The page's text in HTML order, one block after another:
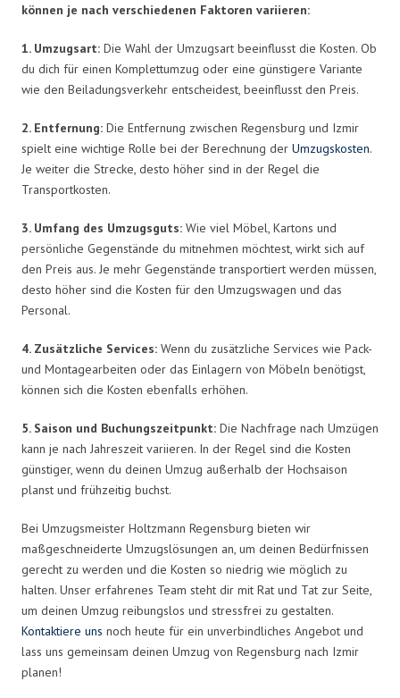
können je nach verschiedenen Faktoren variieren:
1. Umzugsart: Die Wahl der Umzugsart beeinflusst die Kosten. Ob
du dich für einen Komplettumzug oder eine günstigere Variante
wie den Beiladungsverkehr entscheidest, beeinflusst den Preis.
2. Entfernung: Die Entfernung zwischen Regensburg und Izmir
spielt eine wichtige Rolle bei der Berechnung der Umzugskosten.
Je weiter die Strecke, desto höher sind in der Regel die
Transportkosten.
3. Umfang des Umzugsguts: Wie viel Möbel, Kartons und
persönliche Gegenstände du mitnehmen möchtest, wirkt sich auf
den Preis aus. Je mehr Gegenstände transportiert werden müssen,
desto höher sind die Kosten für den Umzugswagen und das
Personal.
4. Zusätzliche Services: Wenn du zusätzliche Services wie Pack-
und Montagearbeiten oder das Einlagern von Möbeln benötigst,
können sich die Kosten ebenfalls erhöhen.
5. Saison und Buchungszeitpunkt: Die Nachfrage nach Umzügen
kann je nach Jahreszeit variieren. In der Regel sind die Kosten
günstiger, wenn du deinen Umzug außerhalb der Hochsaison
planst und frühzeitig buchst.
Bei Umzugsmeister Holtzmann Regensburg bieten wir
maßgeschneiderte Umzugslösungen an, um deinen Bedürfnissen
gerecht zu werden und die Kosten so niedrig wie möglich zu
halten. Unser erfahrenes Team steht dir mit Rat und Tat zur Seite,
um deinen Umzug reibungslos und stressfrei zu gestalten.
Kontaktiere uns noch heute für ein unverbindliches Angebot und
lass uns gemeinsam deinen Umzug von Regensburg nach Izmir
planen!